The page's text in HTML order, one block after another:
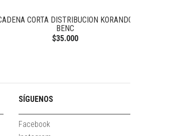
CORTA DISTRIBUCION KORANDO
BENC
$35.000
SÍGUENOS
Facebook